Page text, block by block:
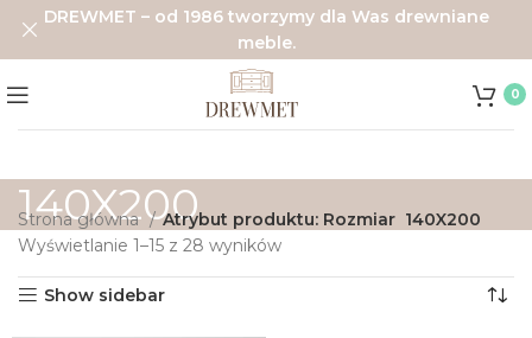
0
140X200
Strona główna Atrybut produktu: Rozmiar 140X200
Wyświetlanie 1–15 z 28 wyników
Show sidebar
DREWMET – od 1986 tworzymy dla Was drewniane
meble.